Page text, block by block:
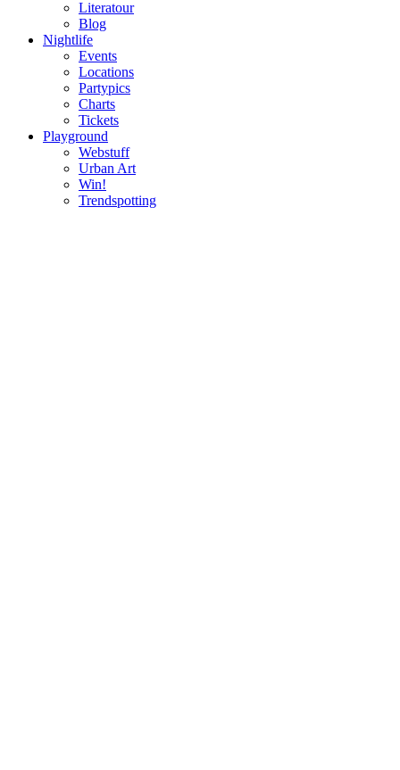
Literatour
Blog
Nightlife
Events
Locations
Partypics
Charts
Tickets
Playground
Webstuff
Urban Art
Win!
Trendspotting